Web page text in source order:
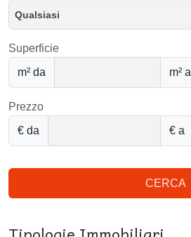
Qualsiasi
Superficie
m² da
m² a
Prezzo
€ da
€ a
CERCA